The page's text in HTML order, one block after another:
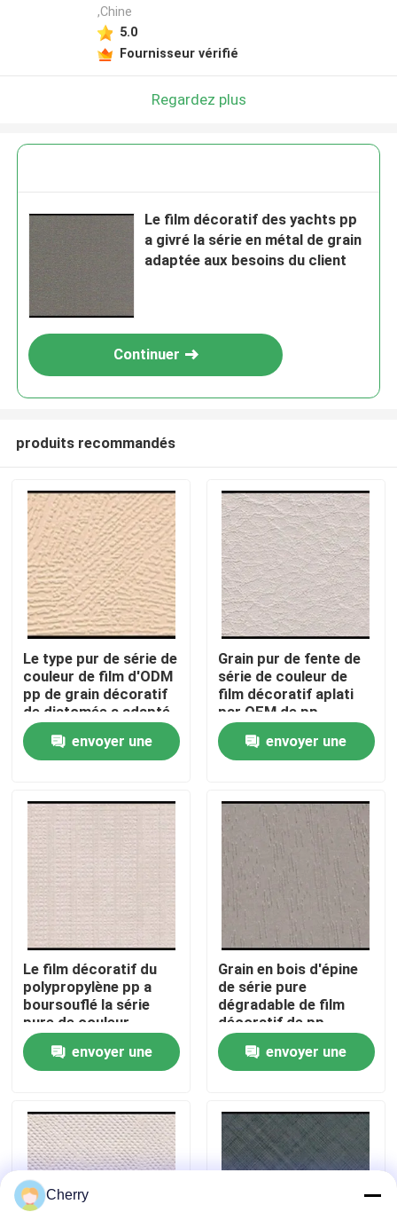
À la maison
Produits
À propos de nous
Visite de l'usine
Contrôle de la qualité
Nous contacter
Nouvelles
Demandez un devis
Placage de bois naturel
,Chine
5.0
Fournisseur vérifié
Regardez plus
Le film décoratif des yachts pp
a givré la série en métal de grain
adaptée aux besoins du client
Continuer
produits recommandés
Le type pur de série de
couleur de film d'ODM
pp de grain décoratif
de diatomée a adapté
aux besoins du client
envoyer une
Grain pur de fente de
série de couleur de
film décoratif aplati
par OEM de pp
envoyer une
Le film décoratif du
polypropylène pp a
boursouflé la série
pure de couleur
opacifie le grain
envoyer une
Grain en bois d'épine
de série pure
dégradable de film
décoratif de pp
insipide
envoyer une
Cherry